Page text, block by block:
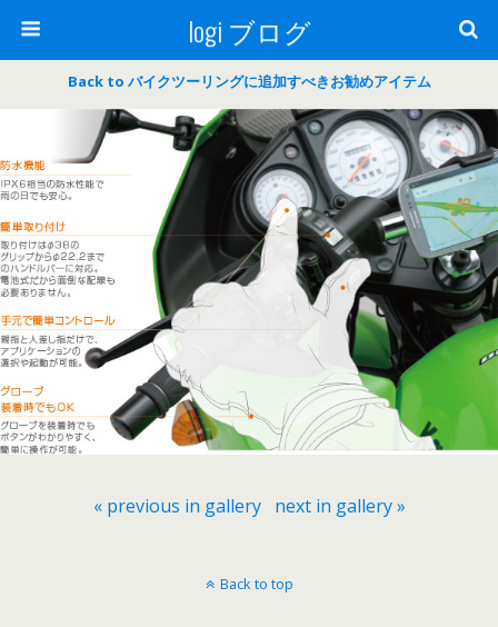
logi ブログ
Back to バイクツーリングに追加すべきお勧めアイテム
« previous in gallery next in gallery »
Back to top